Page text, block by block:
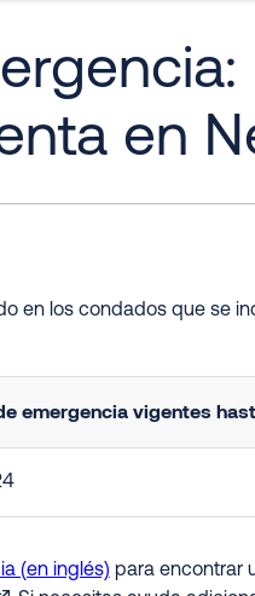
en
en los condados que se
emergencia vigentes
(en inglés) para encontrar